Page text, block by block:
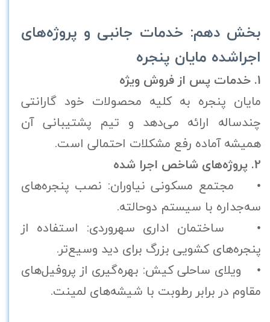
بخش دهم: خدمات جانبی و پروژه‌های
اجراشده مایان پنجره
1. خدمات پس از فروش ویژه
مایان پنجره به کلیه محصولات خود گارانتی
چندساله ارائه می‌دهد و تیم پشتیبانی آن
همیشه آماده رفع مشکلات احتمالی است.
2. پروژه‌های شاخص اجرا شده
• مجتمع مسکونی نیاوران: نصب پنجره‌های
سه‌جداره با سیستم دوحالته.
• ساختمان اداری سهروردی: استفاده از
پنجره‌های کشویی بزرگ برای دید وسیع‌تر.
• ویلای ساحلی کیش: بهره‌گیری از پروفیل‌های
مقاوم در برابر رطوبت با شیشه‌های لمینت.